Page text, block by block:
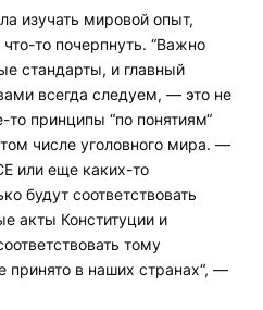
изучать мировой опыт,
то почерпнуть. “Важно
стандарты, и главный
всегда следуем, — это не
принципы “по понятиям“
числе уголовного мира. —
или еще каких-то
будут соответствовать
акты Конституции и
тому
принято в наших странах“, —